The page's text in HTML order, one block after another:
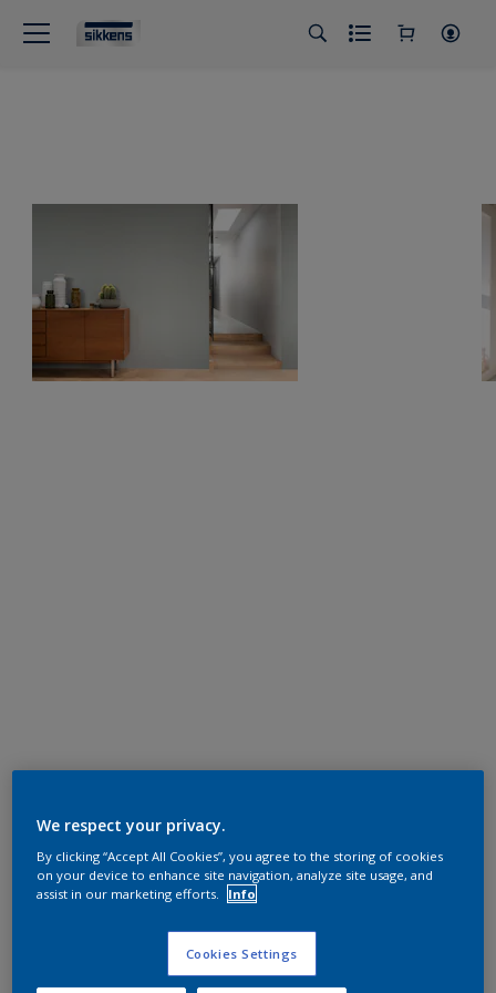
We respect your privacy.
By clicking “Accept All Cookies”, you agree to the storing of cookies
on your device to enhance site navigation, analyze site usage, and
assist in our marketing efforts.
Info
Cookies Settings